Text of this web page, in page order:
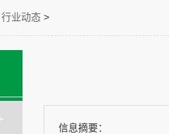
行业动态 >
信息摘要：